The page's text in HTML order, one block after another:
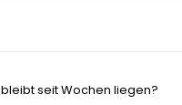
seit Wochen liegen?